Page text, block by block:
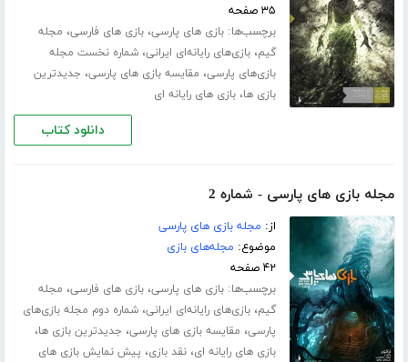
۳۵ صفحه
برچسب‌ها:بازی های پارسی،بازی های فارسی، مجله
گیم،بازی‌های رایانه‌ای ایرانی،شماره‌ نخست مجله‌
بازی‌های پارسی، مقایسه بازی های پارسی، جدیدترین
بازی ها،بازی های رایانه ای
دانلود کتاب
مجله بازی های پارسی - شماره 2
از: مجله بازی های پارسی
موضوع: مجله‌های بازی
۴۲ صفحه
برچسب‌ها:بازی های پارسی،بازی های فارسی، مجله
گیم،بازی‌های رایانه‌ای ایرانی،شماره‌ دوم مجله‌ بازی‌های
پارسی، مقایسه بازی های پارسی، جدیدترین بازی ها،
بازی های رایانه ای،نقد بازی، پیش نمایش بازی های